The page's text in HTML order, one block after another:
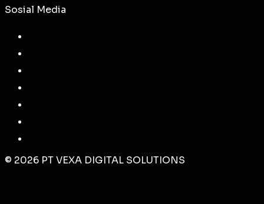
Sosial Media
© 2026 PT VEXA DIGITAL SOLUTIONS